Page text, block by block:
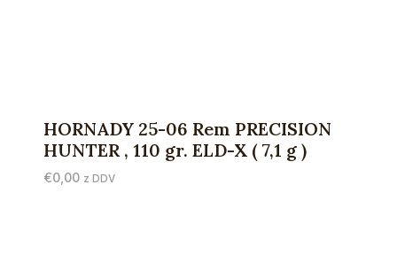
HORNADY 25-06 Rem PRECISION
HUNTER , 110 gr. ELD-X ( 7,1 g )
€0,00 z DDV